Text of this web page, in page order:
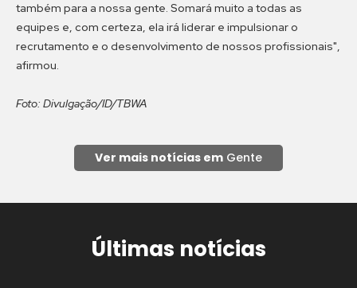
também para a nossa gente. Somará muito a todas as
equipes e, com certeza, ela irá liderar e impulsionar o
recrutamento e o desenvolvimento de nossos profissionais",
afirmou.
Foto: Divulgação/ID/TBWA
Ver mais notícias em Gente
Últimas notícias